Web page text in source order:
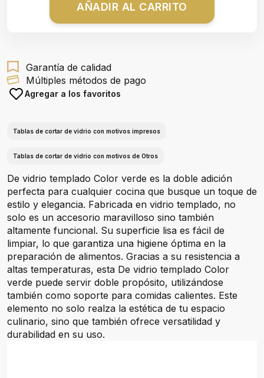
AÑADIR AL CARRITO
Garantía de calidad
Múltiples métodos de pago
Agregar a los favoritos
Tablas de cortar de vidrio con motivos impresos
Tablas de cortar de vidrio con motivos de Otros
De vidrio templado Color verde es la doble adición
perfecta para cualquier cocina que busque un toque de
estilo y elegancia. Fabricada en vidrio templado, no
solo es un accesorio maravilloso sino también
altamente funcional. Su superficie lisa es fácil de
limpiar, lo que garantiza una higiene óptima en la
preparación de alimentos. Gracias a su resistencia a
altas temperaturas, esta De vidrio templado Color
verde puede servir doble propósito, utilizándose
también como soporte para comidas calientes. Este
elemento no solo realza la estética de tu espacio
culinario, sino que también ofrece versatilidad y
durabilidad en su uso.